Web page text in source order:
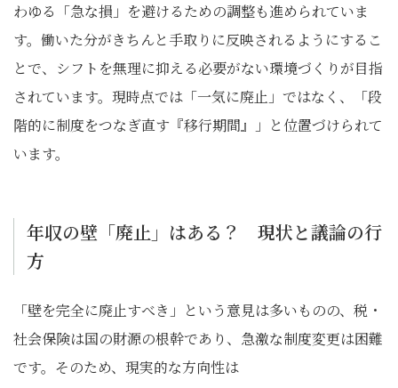
わゆる「急な損」を避けるための調整も進められていま
す。働いた分がきちんと手取りに反映されるようにするこ
とで、シフトを無理に抑える必要がない環境づくりが目指
されています。現時点では「一気に廃止」ではなく、「段
階的に制度をつなぎ直す『移行期間』」と位置づけられて
います。
年収の壁「廃止」はある？ 現状と議論の行
方
「壁を完全に廃止すべき」という意見は多いものの、税・
社会保険は国の財源の根幹であり、急激な制度変更は困難
です。そのため、現実的な方向性は